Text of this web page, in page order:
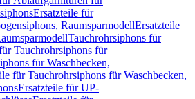
Ersatzteile für
RaumsparmodellErsatzteile
Tauchrohrsiphons für
Tauchrohrsiphons für
für Waschbecken,
für Tauchrohrsiphons für Waschbecken,
Ersatzteile für UP-